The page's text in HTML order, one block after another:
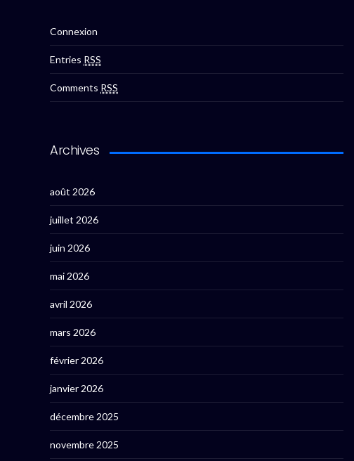
Connexion
Entries RSS
Comments RSS
Archives
août 2026
juillet 2026
juin 2026
mai 2026
avril 2026
mars 2026
février 2026
janvier 2026
décembre 2025
novembre 2025